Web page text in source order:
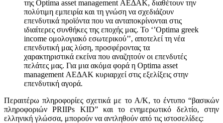
της Optima asset management ΑΕΔΑΚ, διαθέτουν την
πολύτιμη εμπειρία και τη γνώση να σχεδιάζουν
επενδυτικά προϊόντα που να ανταποκρίνονται στις
ιδιαίτερες συνθήκες της εποχής μας. Το ‘’Optima greek
income ομολογιακό εσωτερικού’’, αποτελεί τη νέα
επενδυτική μας λύση, προσφέροντας τα
χαρακτηριστικά εκείνα που αναζητούν οι επενδυτές
πελάτες μας. Για μια ακόμα φορά η Optima asset
management ΑΕΔΑΚ κυριαρχεί στις εξελίξεις στην
επενδυτική αγορά.
Περαιτέρω πληροφορίες σχετικά με το Α/Κ, το έντυπο “βασικών
πληροφοριών PRIIPs KID” και το ενημερωτικό δελτίο, στην
ελληνική γλώσσα, μπορούν να αντληθούν από τις ιστοσελίδες: